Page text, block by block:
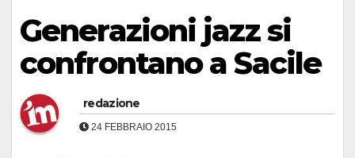
Generazioni jazz si
confrontano a Sacile
redazione
24 FEBBRAIO 2015